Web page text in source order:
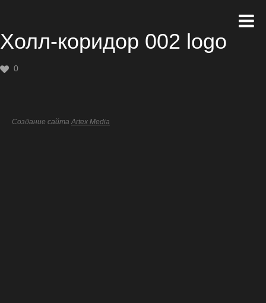
Холл-коридор 002 logo
0
Создание сайтаArtex Media